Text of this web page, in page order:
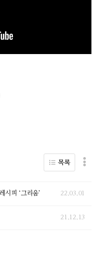
목록
시피 ‘그리움’ 22.03.01
21.12.13